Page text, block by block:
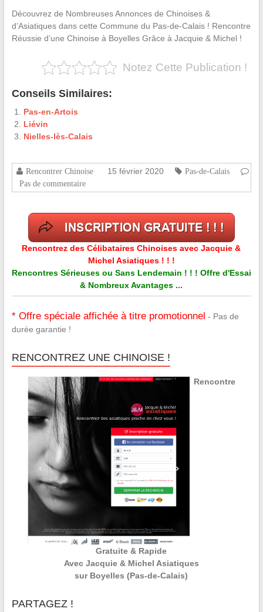
Découvrez de Nombreuses Annonces de Chinoises &
d’Asiatiques dans cette Commune du Pas-de-Calais ! Rencontre
Réussie d’une Chinoise à Boyelles Grâce à Jacquie & Michel !
Notez Cette Publication !
Conseils Similaires:
Pas-en-Artois
Liévin
Nielles-lès-Calais
Rencontrer Chinoise 15 février 2020
Pas-de-Calais
Pas de commentaire
Rencontrez des Célibataires Chinoises avec Jacquie &
Michel Asiatiques ! ! !
Rencontres Sérieuses ou Sans Lendemain ! ! ! Offre d'Essai
& Nombreux Avantages ...
* Offre spéciale affichée à titre promotionnel - Pas de
durée garantie !
RENCONTREZ UNE CHINOISE !
Rencontre
Gratuite & Rapide
Avec Jacquie & Michel Asiatiques
sur Boyelles (Pas-de-Calais)
PARTAGEZ !